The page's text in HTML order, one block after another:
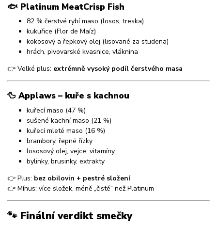
🐟 Platinum MeatCrisp Fish
82 % čerstvé rybí maso (losos, treska)
kukuřice (Flor de Maíz)
kokosový a řepkový olej (lisované za studena)
hrách, pivovarské kvasnice, vláknina
👉 Velké plus: extrémně vysoký podíl čerstvého masa
🦆 Applaws – kuře s kachnou
kuřecí maso (47 %)
sušené kachní maso (21 %)
kuřecí mleté maso (16 %)
brambory, řepné řízky
lososový olej, vejce, vitamíny
bylinky, brusinky, extrakty
👉 Plus: bez obilovin + pestré složení
👉 Mínus: více složek, méně „čisté“ než Platinum
🐾 Finální verdikt smečky